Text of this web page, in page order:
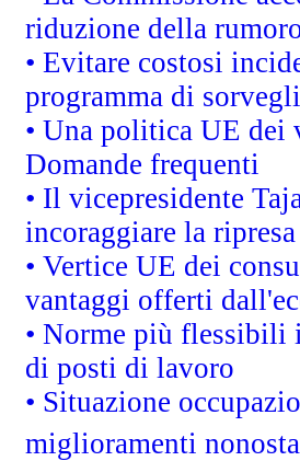
riduzione della
• Evitare costosi
programma di
• Una politica UE dei
Domande frequenti
• Il vicepresidente
incoraggiare la
• Vertice UE dei
vantaggi offerti
• Norme più flessibili
di posti di lavoro
• Situazione
miglioramenti